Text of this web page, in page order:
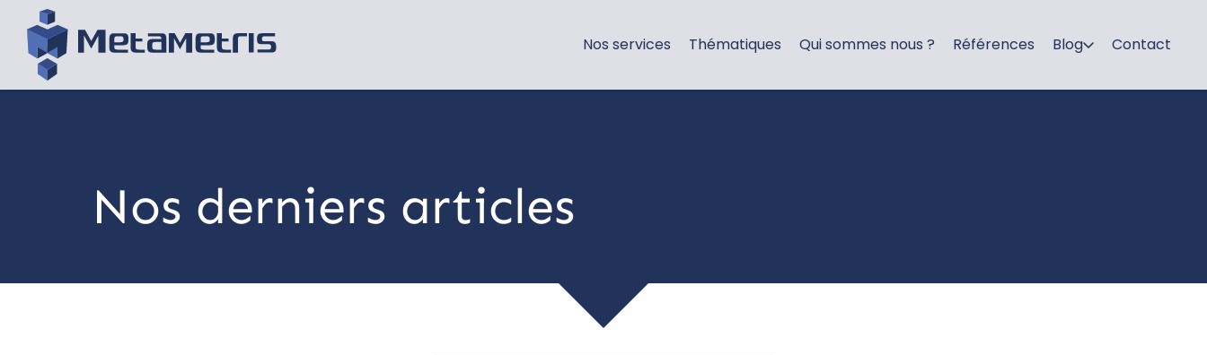
Nos services Thématiques Qui sommes nous ? Références Blog Contact
Nos derniers articles